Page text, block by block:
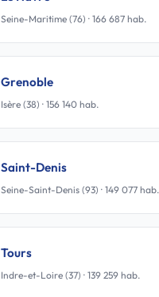
Seine-Maritime (76) · 166 687 hab.
Grenoble
Isère (38) · 156 140 hab.
Saint-Denis
Seine-Saint-Denis (93) · 149 077 hab.
Tours
Indre-et-Loire (37) · 139 259 hab.